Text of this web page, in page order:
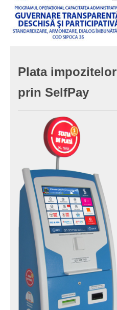
Plata impozitelor
prin SelfPay